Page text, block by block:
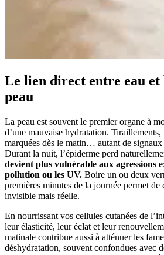
Le lien direct entre eau et
peau
La peau est souvent le premier organe à
d’une mauvaise hydratation. Tiraillements,
marquées dès le matin… autant de signaux
Durant la nuit, l’épiderme perd
devient plus vulnérable aux agressions
pollution ou les UV. Boire un ou deux
premières minutes de la journée permet de
invisible mais réelle.
En nourrissant vos cellules cutanées de
leur élasticité, leur éclat et leur
matinale contribue aussi à atténuer les
déshydratation, souvent confondues avec